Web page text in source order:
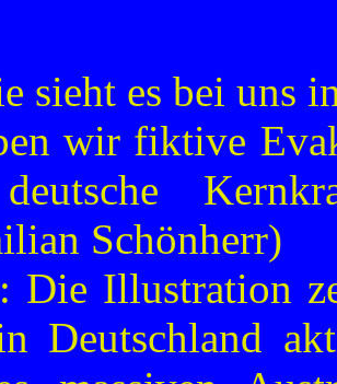
sieht es bei uns
wir fiktive
Schönherr)
Die Illustration
Deutschland